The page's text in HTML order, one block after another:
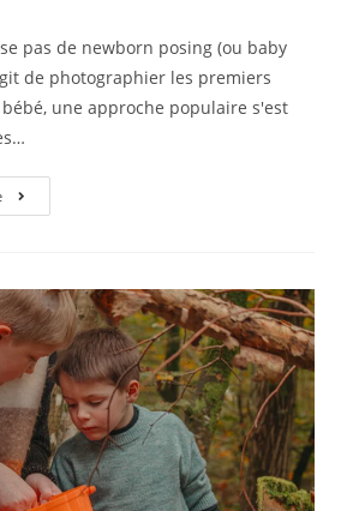
pas de newborn posing (ou baby
de photographier les premiers
une approche populaire s'est